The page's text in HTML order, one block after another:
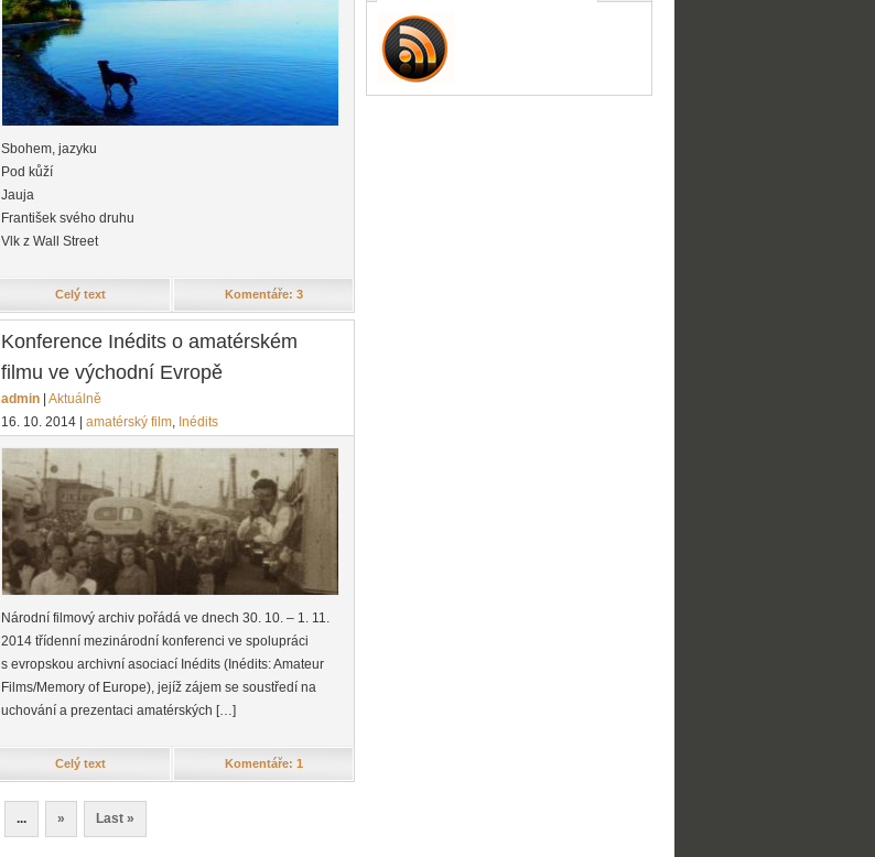
Sbohem, jazyku
Pod kůží
Jauja
František svého druhu
Vlk z Wall Street
Celý text Komentáře: 3
Konference Inédits o amatérském
filmu ve východní Evropě
admin Aktuálně
16. 10. 2014
amatérský film, Inédits
Národní filmový archiv pořádá ve dnech 30. 10. – 1. 11.
2014 třídenní mezinárodní konferenci ve spolupráci
s evropskou archivní asociací Inédits (Inédits: Amateur
Films/Memory of Europe), jejíž zájem se soustředí na
uchování a prezentaci amatérských […]
Celý text Komentáře: 1
... » Last »